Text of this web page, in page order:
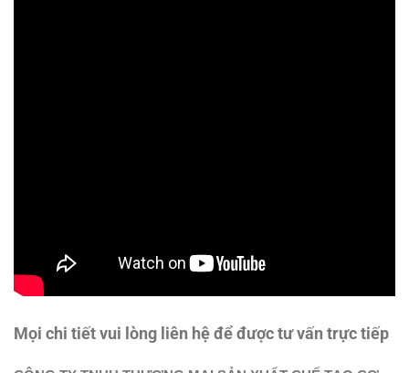
Mọi chi tiết vui lòng liên hệ để được tư vấn trực tiếp